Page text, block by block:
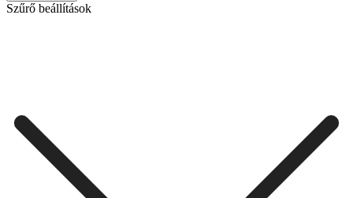
Szűrő beállítások